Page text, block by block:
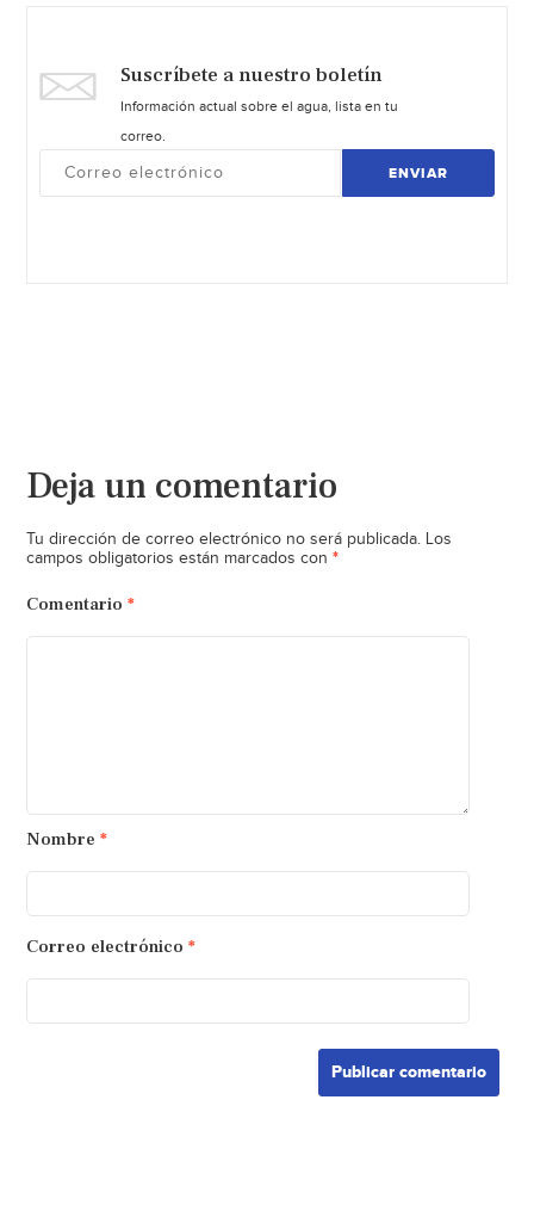
Suscríbete a nuestro boletín
Información actual sobre el agua, lista en tu
correo.
ENVIAR
Deja un comentario
Tu dirección de correo electrónico no será publicada. Los
campos obligatorios están marcados con *
Comentario *
Nombre *
Correo electrónico *